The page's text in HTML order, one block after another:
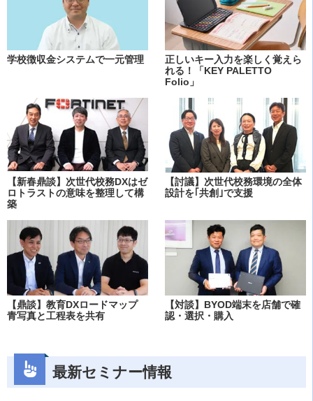
学校徴収金システムで一元管理
正しいキー入力を楽しく覚えら
れる！「KEY PALETTO
Folio」
【新春鼎談】次世代校務DXはゼ
ロトラストの意味を整理して構
築
【討議】次世代校務環境の全体
設計を｢共創｣で支援
【鼎談】教育DXロードマップ
青写真と工程表を共有
【対談】BYOD端末を店舗で確
認・選択・購入
最新セミナー情報